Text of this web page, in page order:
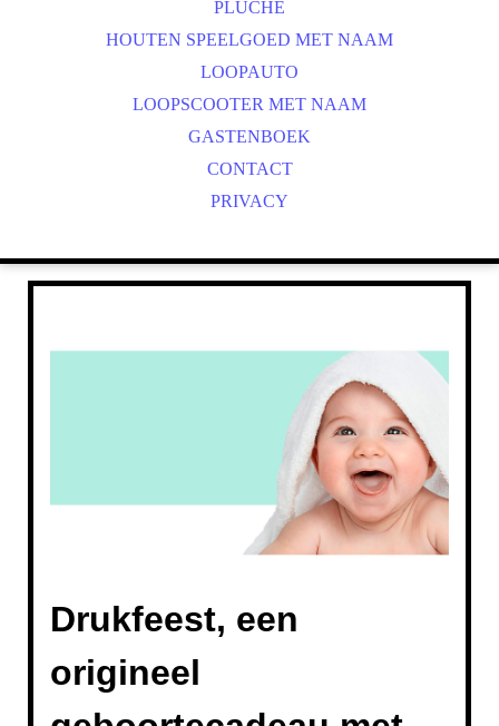
13 X 13 CM. DUBBEL
PLUCHE
HOUTEN SPEELGOED MET NAAM
LOOPAUTO
LOOPSCOOTER MET NAAM
GASTENBOEK
CONTACT
PRIVACY
Drukfeest, een
origineel